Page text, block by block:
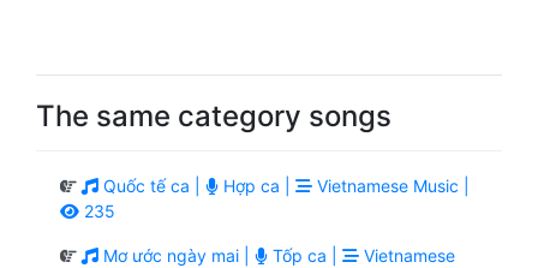
The same category songs
Quốc tế ca | Hợp ca |
Vietnamese Music |
235
Mơ ước ngày mai | Tốp ca |
Vietnamese